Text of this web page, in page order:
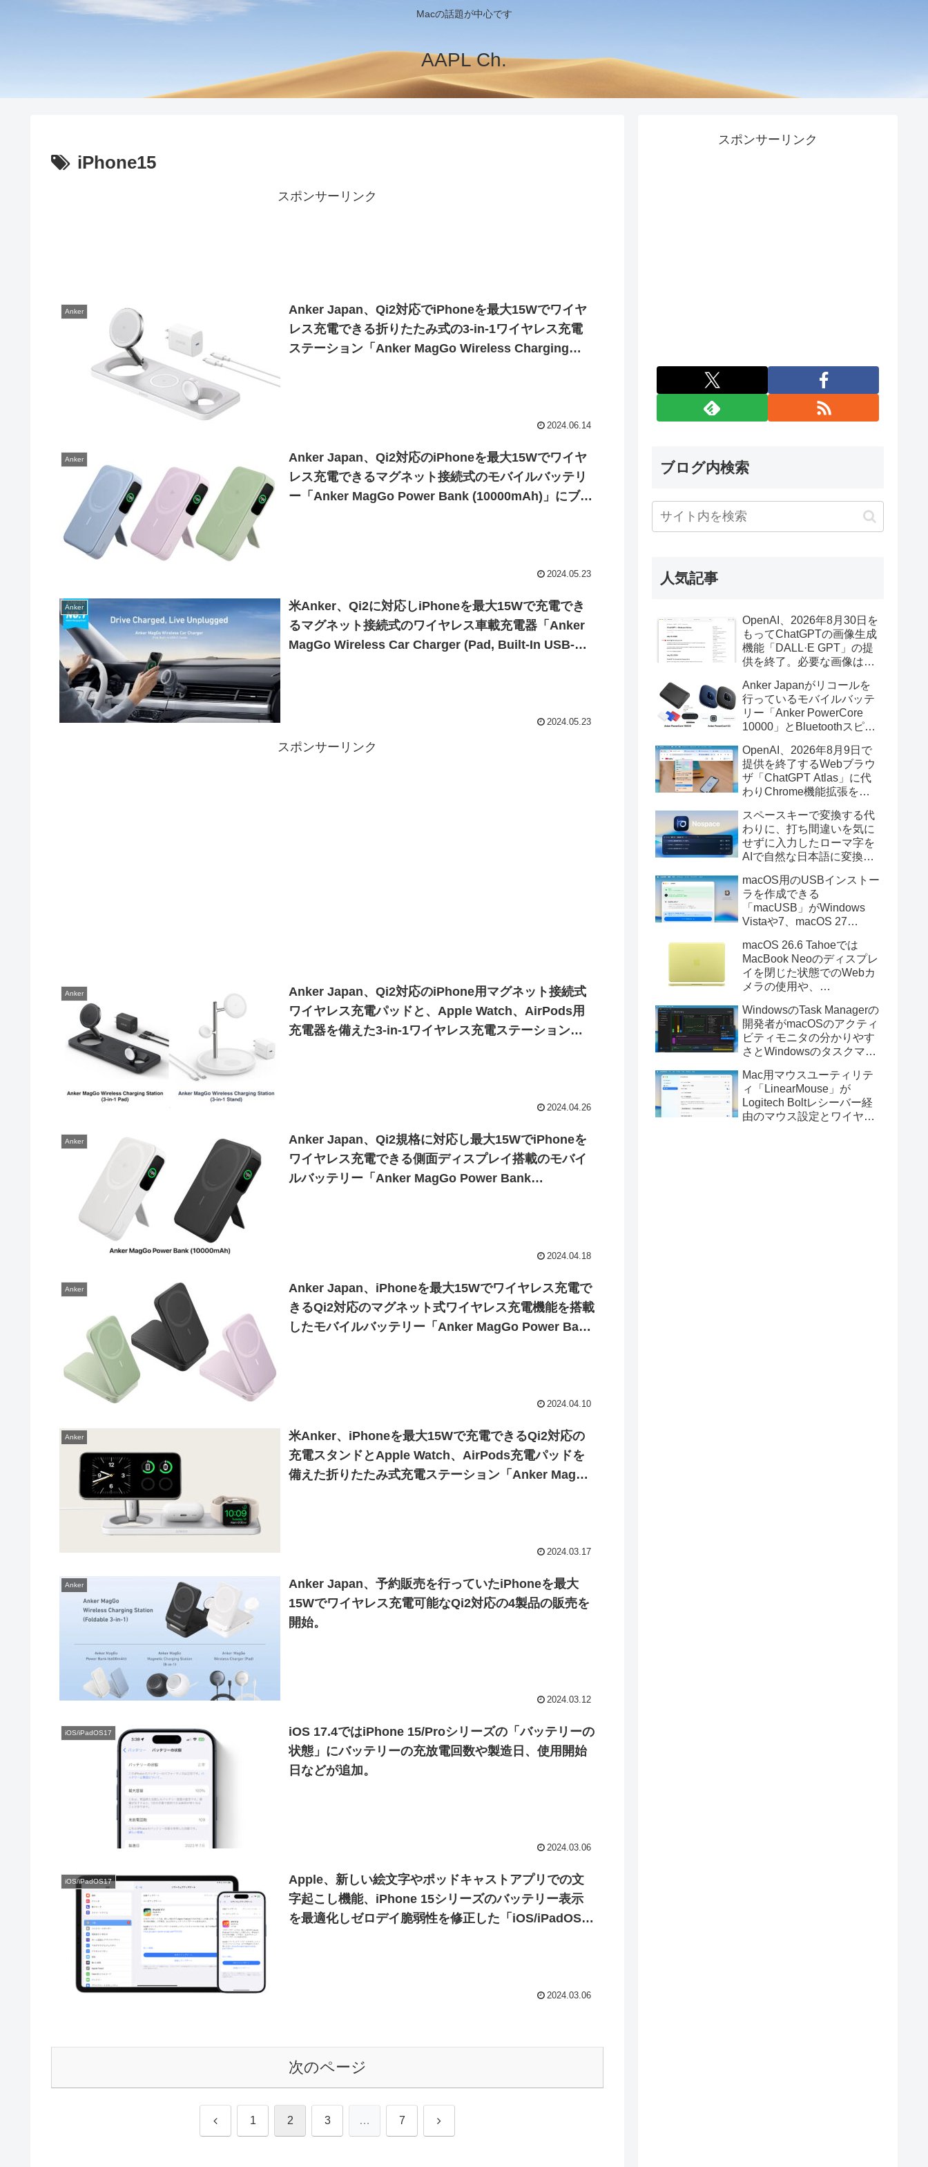
Macの話題が中心です
AAPL Ch.
iPhone15
スポンサーリンク
Anker
Anker Japan、Qi2対応でiPhoneを最大15Wでワイヤ
レス充電できる折りたたみ式の3-in-1ワイヤレス充電
ステーション「Anker MagGo Wireless Charging
2024.06.14
Anker
Anker Japan、Qi2対応のiPhoneを最大15Wでワイヤ
レス充電できるマグネット接続式のモバイルバッテリ
ー「Anker MagGo Power Bank (10000mAh)」にブル
2024.05.23
Anker
米Anker、Qi2に対応しiPhoneを最大15Wで充電でき
るマグネット接続式のワイヤレス車載充電器「Anker
MagGo Wireless Car Charger (Pad, Built-In USB-C
2024.05.23
スポンサーリンク
Anker
Anker Japan、Qi2対応のiPhone用マグネット接続式
ワイヤレス充電パッドと、Apple Watch、AirPods用
充電器を備えた3-in-1ワイヤレス充電ステーション
2024.04.26
Anker
Anker Japan、Qi2規格に対応し最大15WでiPhoneを
ワイヤレス充電できる側面ディスプレイ搭載のモバイ
ルバッテリー「Anker MagGo Power Bank
2024.04.18
Anker
Anker Japan、iPhoneを最大15Wでワイヤレス充電で
きるQi2対応のマグネット式ワイヤレス充電機能を搭載
したモバイルバッテリー「Anker MagGo Power Bank
2024.04.10
Anker
米Anker、iPhoneを最大15Wで充電できるQi2対応の
充電スタンドとApple Watch、AirPods充電パッドを
備えた折りたたみ式充電ステーション「Anker MagGo
2024.03.17
Anker
Anker Japan、予約販売を行っていたiPhoneを最大
15Wでワイヤレス充電可能なQi2対応の4製品の販売を
開始。
2024.03.12
iOS/iPadOS17
iOS 17.4ではiPhone 15/Proシリーズの「バッテリーの
状態」にバッテリーの充放電回数や製造日、使用開始
日などが追加。
2024.03.06
iOS/iPadOS17
Apple、新しい絵文字やポッドキャストアプリでの文
字起こし機能、iPhone 15シリーズのバッテリー表示
を最適化しゼロデイ脆弱性を修正した「iOS/iPadOS
2024.03.06
次のページ
前 1 2 3 … 7 次
スポンサーリンク
ブログ内検索
人気記事
OpenAI、2026年8月30日を
もってChatGPTの画像生成
機能「DALL·E GPT」の提
供を終了。必要な画像は期
Anker Japanがリコールを
行っているモバイルバッテ
リー「Anker PowerCore
10000」とBluetoothスピー
辺を焼損する火災が6月に3
件発生していたそうなので
注意を。
OpenAI、2026年8月9日で
提供を終了するWebブラウ
ザ「ChatGPT Atlas」に代
わりChrome機能拡張をア
画の質問やAsk ChatGPT機
能を追加。
スペースキーで変換する代
わりに、打ち間違いを気に
せずに入力したローマ字を
AIで自然な日本語に変換し
力アプリ「Nospace」がリ
リース。
macOS用のUSBインストー
ラを作成できる
「macUSB」がWindows
Vistaや7、macOS 27
トーラの作成に対応。
macOS 26.6 Tahoeでは
MacBook Neoのディスプレ
イを閉じた状態でのWebカ
メラの使用や、
利用しMacBook Neoを復元
する際の安定性が向上。
WindowsのTask Managerの
開発者がmacOSのアクティ
ビティモニタの分かりやす
さとWindowsのタスクマネ
Mac用システムモニタアプ
リ「Task Manager TMOG」
のBeta版を公開。
Mac用マウスユーティリテ
ィ「LinearMouse」が
Logitech Boltレシーバー経
由のマウス設定とワイヤレ